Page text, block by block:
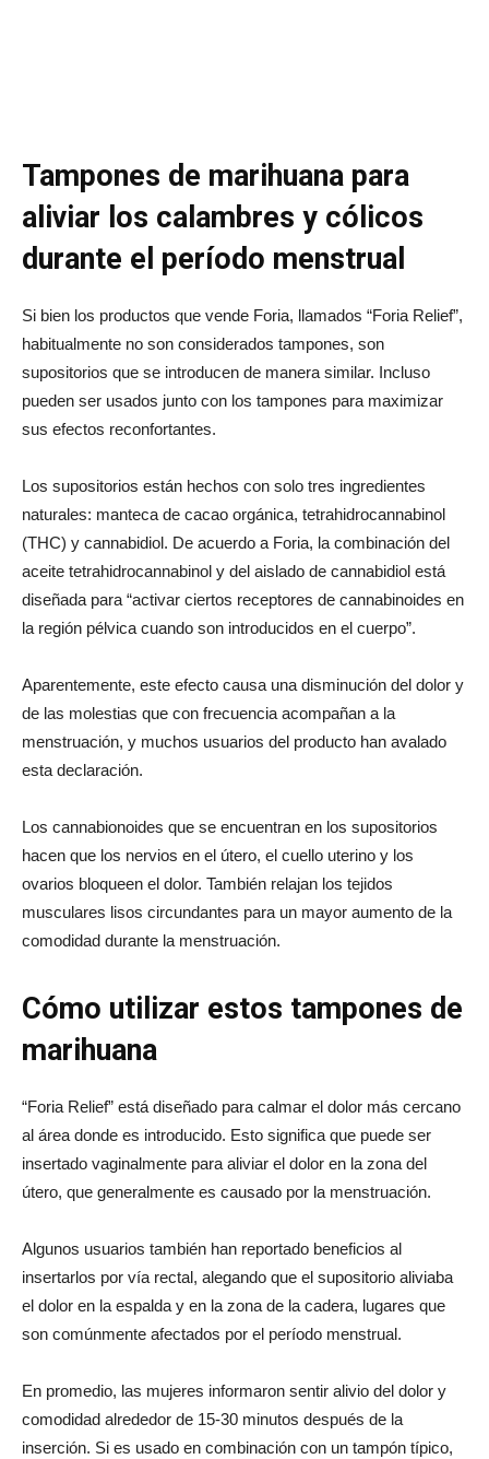
Tampones de marihuana para
aliviar los calambres y cólicos
durante el período menstrual
Si bien los productos que vende Foria, llamados “Foria Relief”,
habitualmente no son considerados tampones, son
supositorios que se introducen de manera similar. Incluso
pueden ser usados junto con los tampones para maximizar
sus efectos reconfortantes.
Los supositorios están hechos con solo tres ingredientes
naturales: manteca de cacao orgánica, tetrahidrocannabinol
(THC) y cannabidiol. De acuerdo a Foria, la combinación del
aceite tetrahidrocannabinol y del aislado de cannabidiol está
diseñada para “activar ciertos receptores de cannabinoides en
la región pélvica cuando son introducidos en el cuerpo”.
Aparentemente, este efecto causa una disminución del dolor y
de las molestias que con frecuencia acompañan a la
menstruación, y muchos usuarios del producto han avalado
esta declaración.
Los cannabionoides que se encuentran en los supositorios
hacen que los nervios en el útero, el cuello uterino y los
ovarios bloqueen el dolor. También relajan los tejidos
musculares lisos circundantes para un mayor aumento de la
comodidad durante la menstruación.
Cómo utilizar estos tampones de
marihuana
“Foria Relief” está diseñado para calmar el dolor más cercano
al área donde es introducido. Esto significa que puede ser
insertado vaginalmente para aliviar el dolor en la zona del
útero, que generalmente es causado por la menstruación.
Algunos usuarios también han reportado beneficios al
insertarlos por vía rectal, alegando que el supositorio aliviaba
el dolor en la espalda y en la zona de la cadera, lugares que
son comúnmente afectados por el período menstrual.
En promedio, las mujeres informaron sentir alivio del dolor y
comodidad alrededor de 15-30 minutos después de la
inserción. Si es usado en combinación con un tampón típico,